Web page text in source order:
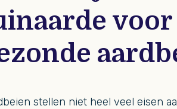
voor
stellen niet heel veel eisen